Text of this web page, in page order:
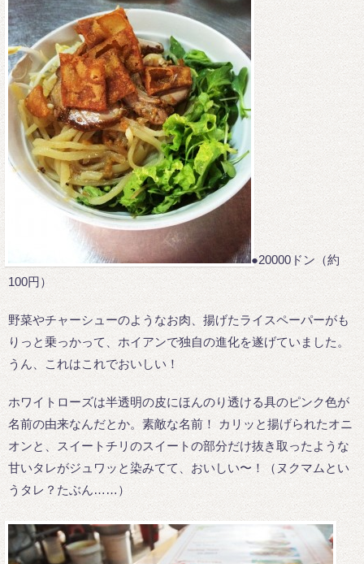
●20000ドン（約
100円）
野菜やチャーシューのようなお肉、揚げたライスペーパーがも
りっと乗っかって、ホイアンで独自の進化を遂げていました。
うん、これはこれでおいしい！
ホワイトローズは半透明の皮にほんのり透ける具のピンク色が
名前の由来なんだとか。素敵な名前！ カリッと揚げられたオニ
オンと、スイートチリのスイートの部分だけ抜き取ったような
甘いタレがジュワッと染みてて、おいしい〜！（ヌクマムとい
うタレ？たぶん……）